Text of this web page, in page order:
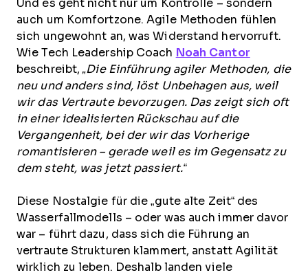
Und es geht nicht nur um Kontrolle – sondern
auch um Komfortzone. Agile Methoden fühlen
sich ungewohnt an, was Widerstand hervorruft.
WieTech Leadership Coach Noah Cantor
beschreibt,„Die Einführung agiler Methoden, die
neu und anders sind, löst Unbehagen aus, weil
wir das Vertraute bevorzugen. Das zeigt sich oft
in einer idealisierten Rückschau auf die
Vergangenheit, bei der wir das Vorherige
romantisieren – gerade weil es im Gegensatz zu
dem steht, was jetzt passiert.“
Diese Nostalgie für die „gute alte Zeit“ des
Wasserfallmodells – oder was auch immer davor
war – führt dazu, dass sich die Führung an
vertraute Strukturen klammert, anstatt Agilität
wirklich zu leben. Deshalb landen viele